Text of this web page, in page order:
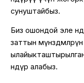
сунуштайбыз.
Биз ошондой эле
заттын
өндүрө алабыз.